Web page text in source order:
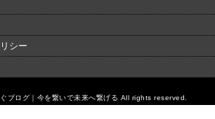
シー
ブログ｜今を繋いで未来へ繋げる All rights reserved.